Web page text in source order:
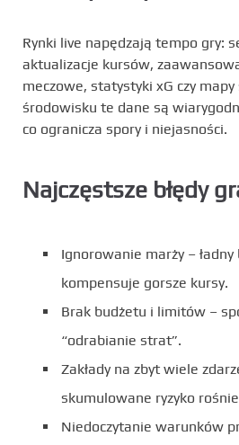
Rynki live napędzają tempo gry:
aktualizacje kursów,
meczowe, statystyki xG czy
środowisku te dane są
co ogranicza spory i niejasności.
Najczęstsze błędy
Ignorowanie marży –
kompensuje gorsze kursy.
Brak budżetu i limitów –
“odrabianie strat”.
Zakłady na zbyt wiele
skumulowane ryzyko
Niedoczytanie warunków